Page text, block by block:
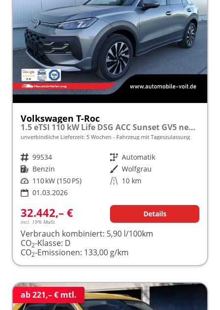
Volkswagen T-Roc
1.5 eTSI 110 kW Life DSG ACC Sunset GV5 neues Modell
unverbindliche Lieferzeit: 5 Wochen Fahrzeug mit Tageszulassung
Fahrzeugnr. 99534 Getriebe Automatik
Kraftstoff Benzin Außenfarbe Wolfgrau
Leistung 110 kW (150 PS) Kilometerstand 10 km
01.03.2026
32.442,– €
incl. 19% MwSt.
Details
Verbrauch kombiniert: 5,90 l/100km
CO2-Klasse: D
CO2-Emissionen: 133,00 g/km
ab 221,– € mtl.